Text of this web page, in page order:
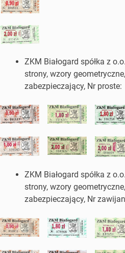
ZKM Białogard spółka z
strony, wzory
zabezpieczający, Nr proste:
ZKM Białogard spółka z
strony, wzory
zabezpieczający, Nr